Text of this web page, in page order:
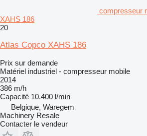
compresseur
XAHS 186
20
Atlas Copco XAHS 186
Prix sur demande
Matériel industriel - compresseur mobile
2014
386 m/h
Capacité 10.400 l/min
Belgique, Waregem
Machinery Resale
Contacter le vendeur